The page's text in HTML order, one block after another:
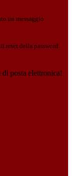
un messaggio
reset della password
posta elettronica!